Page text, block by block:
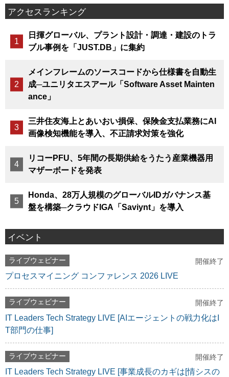
アクセスランキング
日揮グローバル、プラント設計・調達・建設のトラ
ブル事例を「JUST.DB」に集約
メインフレームのソースコードから仕様書を自動生
成─ユニリタエスアール「Software Asset Mainten
ance」
三井住友海上とあいおい損保、保険金支払業務にAI
画像検知機能を導入、不正請求対策を強化
リコーPFU、5年間の長期供給をうたう産業機器用
マザーボードを発表
Honda、28万人規模のグローバルIDガバナンス基
盤を構築─クラウドIGA「Saviynt」を導入
イベント
ライブウェビナー 開催終了
プロセスマイニング コンファレンス 2026 LIVE
ライブウェビナー 開催終了
IT Leaders Tech Strategy LIVE [AIエージェントの戦力化はI
T部門の仕事]
ライブウェビナー 開催終了
IT Leaders Tech Strategy LIVE [事業成長のカギは[情シスの